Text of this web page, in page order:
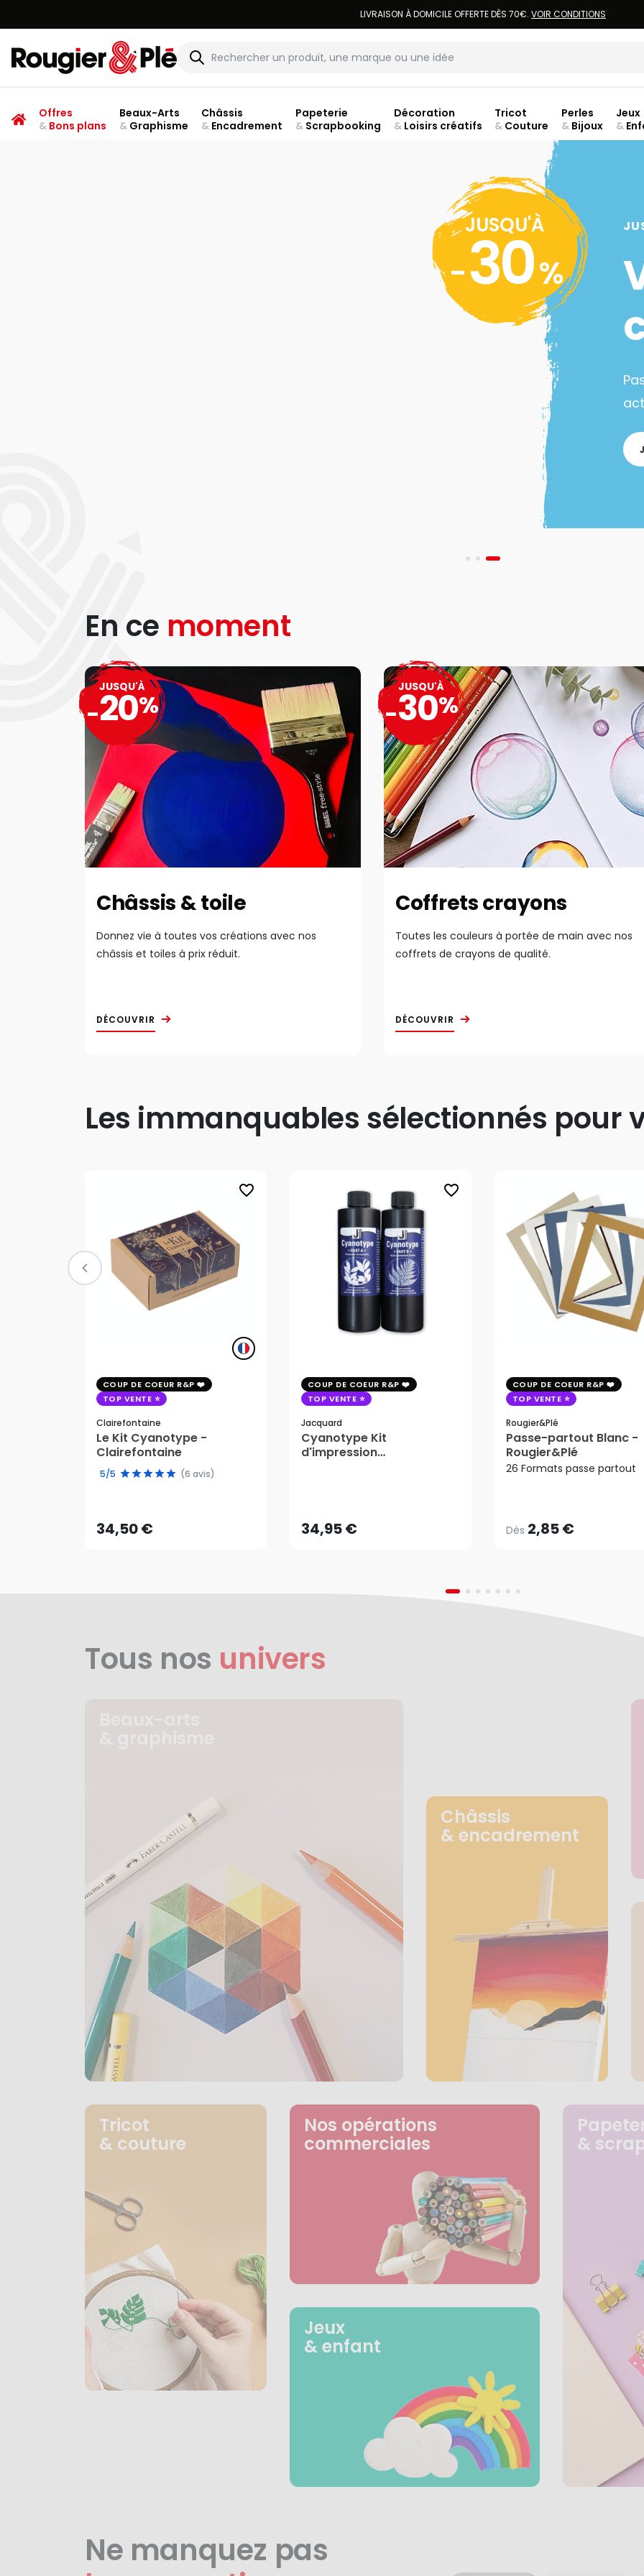
LIVRAISON À DOMICILE OFFERTE DÈS 70€. VOIR CONDITIONS
Rougier & Plé
Offres
&Bons plans
Beaux-Arts
&Graphisme
Châssis
&Encadrement
Papeterie
&Scrapbooking
Décoration
&Loisirs créatifs
Tricot
& Couture
Perles
& Bijoux
Jeux
&
JUSQU'À
-30%
En ce moment
Châssis & toile
Donnez vie à toutes vos créations avec nos
châssis et toiles à prix réduit.
DÉCOUVRIR
JUSQU'À
-20%
Coffrets crayons
Toutes les couleurs à portée de main avec nos
coffrets de crayons de qualité.
DÉCOUVRIR
JUSQU'À
-30%
Les immanquables sélectionnés pour
favorite_border
COUP DE COEUR R&P
TOP VENTE
Clairefontaine
Le Kit Cyanotype -
Clairefontaine
5/5 (6 avis)
34,50 €AJOUTER AU PANIER
favorite_border
COUP DE COEUR R&P
TOP VENTE
Jacquard
Cyanotype Kit
d'impression
34,95 €AJOUTER AU PANIER
COUP DE COEUR R&P
TOP VENTE
Rougier&plé
Passe-partout Blanc -
Rougier&Plé
26 Formats passe partout
Dès 2,85 €
2,85 €
Tous nos univers
Châssis
& encadrement
Tricot
& couture
Nos opérations
commerciales
Jeux
& enfant
&
Ne manquez pas